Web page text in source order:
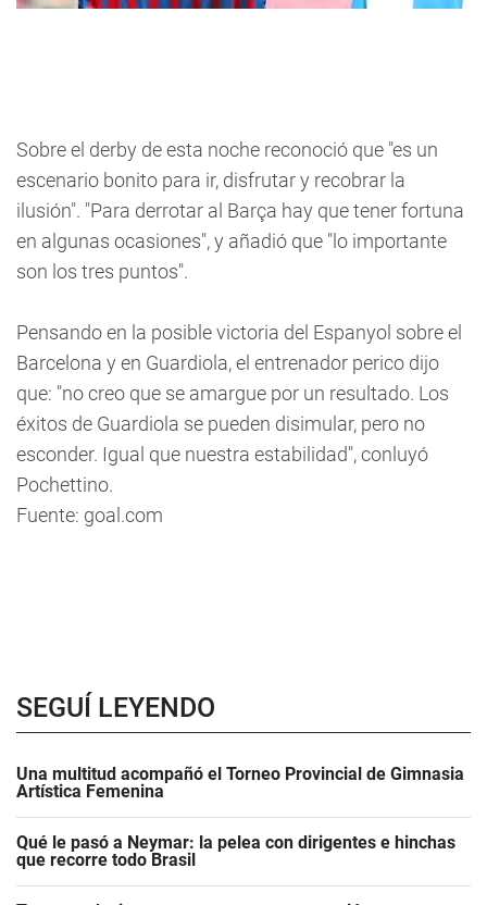
Sobre el derby de esta noche reconoció que "es un
escenario bonito para ir, disfrutar y recobrar la
ilusión". "Para derrotar al Barça hay que tener fortuna
en algunas ocasiones", y añadió que "lo importante
son los tres puntos".
Pensando en la posible victoria del Espanyol sobre el
Barcelona y en Guardiola, el entrenador perico dijo
que: "no creo que se amargue por un resultado. Los
éxitos de Guardiola se pueden disimular, pero no
esconder. Igual que nuestra estabilidad", conluyó
Pochettino.
Fuente: goal.com
SEGUÍ LEYENDO
Una multitud acompañó el Torneo Provincial de Gimnasia
Artística Femenina
Qué le pasó a Neymar: la pelea con dirigentes e hinchas
que recorre todo Brasil